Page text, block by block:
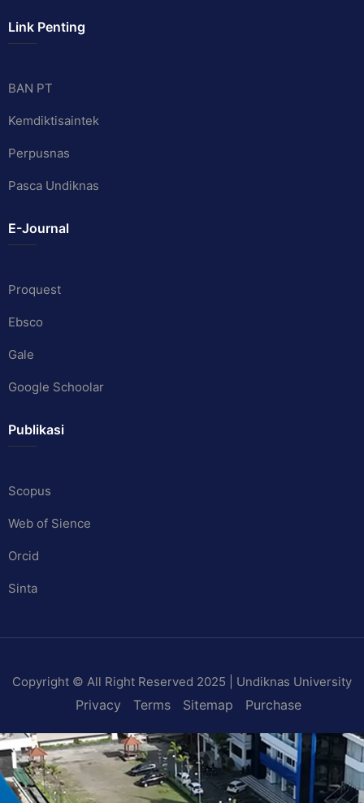
Link Penting
BAN PT
Kemdiktisaintek
Perpusnas
Pasca Undiknas
E-Journal
Proquest
Ebsco
Gale
Google Schoolar
Publikasi
Scopus
Web of Sience
Orcid
Sinta
Copyright © All Right Reserved 2025 | Undiknas University
Privacy Terms Sitemap Purchase